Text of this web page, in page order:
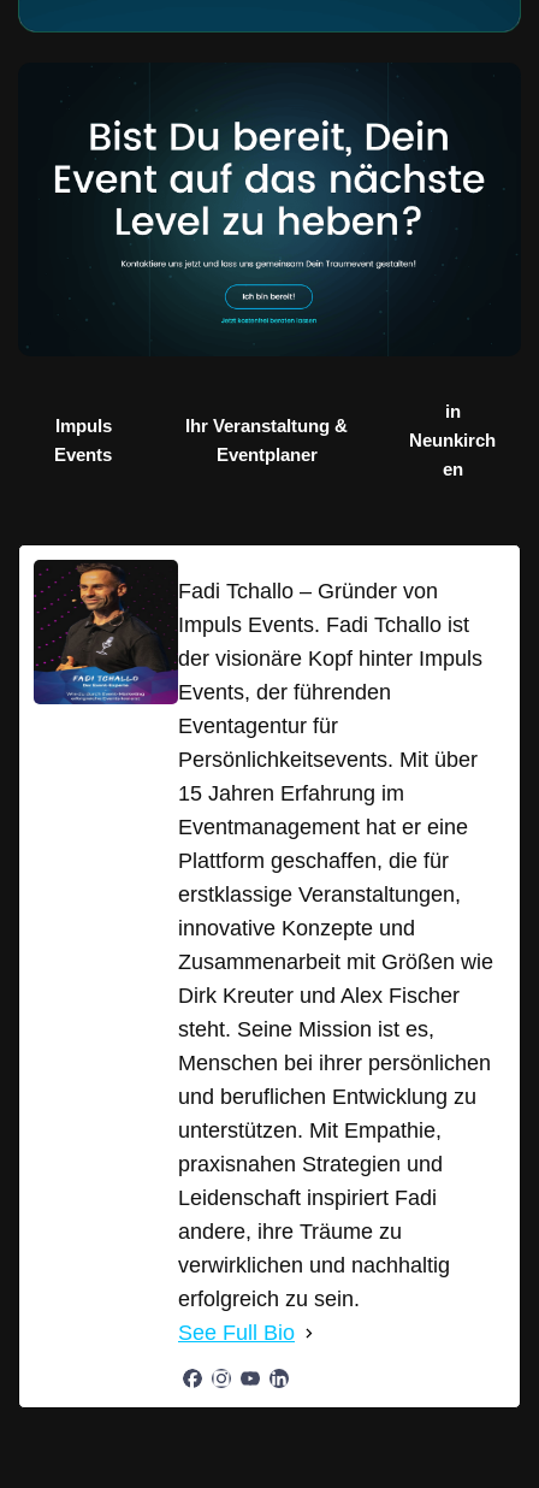
Impuls
Events
Ihr Veranstaltung &
Eventplaner
in
Neunkirch
en
Fadi Tchallo – Gründer von
Impuls Events. Fadi Tchallo ist
der visionäre Kopf hinter Impuls
Events, der führenden
Eventagentur für
Persönlichkeitsevents. Mit über
15 Jahren Erfahrung im
Eventmanagement hat er eine
Plattform geschaffen, die für
erstklassige Veranstaltungen,
innovative Konzepte und
Zusammenarbeit mit Größen wie
Dirk Kreuter und Alex Fischer
steht. Seine Mission ist es,
Menschen bei ihrer persönlichen
und beruflichen Entwicklung zu
unterstützen. Mit Empathie,
praxisnahen Strategien und
Leidenschaft inspiriert Fadi
andere, ihre Träume zu
verwirklichen und nachhaltig
erfolgreich zu sein.
See Full Bio